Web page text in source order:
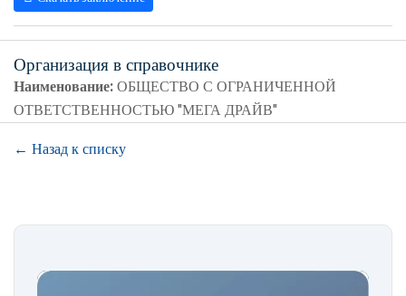
Организация в справочнике
Наименование:ОБЩЕСТВО С ОГРАНИЧЕННОЙ
ОТВЕТСТВЕННОСТЬЮ "МЕГА ДРАЙВ"
← Назад к списку